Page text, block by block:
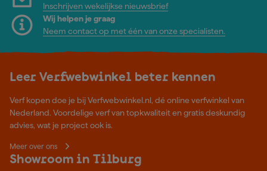
Inschrijven wekelijkse nieuwsbrief
Wij helpen je graag
Neem contact op met één van onze specialisten.
Leer Verfwebwinkel beter kennen
Verf kopen doe je bij Verfwebwinkel.nl, dé online verfwinkel van
Nederland. Voordelige verf van topkwaliteit en gratis deskundig
advies, wat je project ook is.
Meer over ons
Showroom in Tilburg